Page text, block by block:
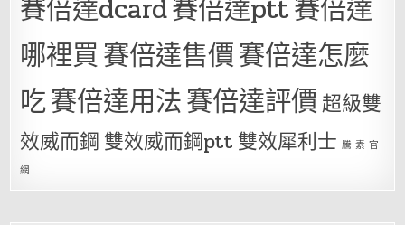
賽倍達dcard賽倍達ptt賽倍達
哪裡買賽倍達售價賽倍達怎麼
吃賽倍達用法賽倍達評價超級雙
效威而鋼 雙效威而鋼ptt 雙效犀利士 騰 素 官
網